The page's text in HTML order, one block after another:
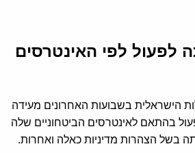
לפעול לפי האינטרסים
הישראלית בשבועות האחרונים מעידה
בהתאם לאינטרסים הביטחוניים שלה
בשל הצהרות מדיניות כאלה ואחרות.